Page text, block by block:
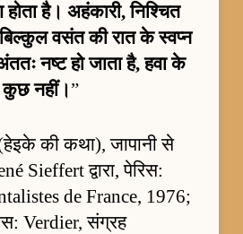
है। अहंकारी, निश्चित
वसंत की रात के स्वप्न
नष्ट हो जाता है, हवा के
नहीं।”
की कथा), जापानी से
Sieffert द्वारा, पेरिस:
de France, 1976;
Verdier, संग्रह